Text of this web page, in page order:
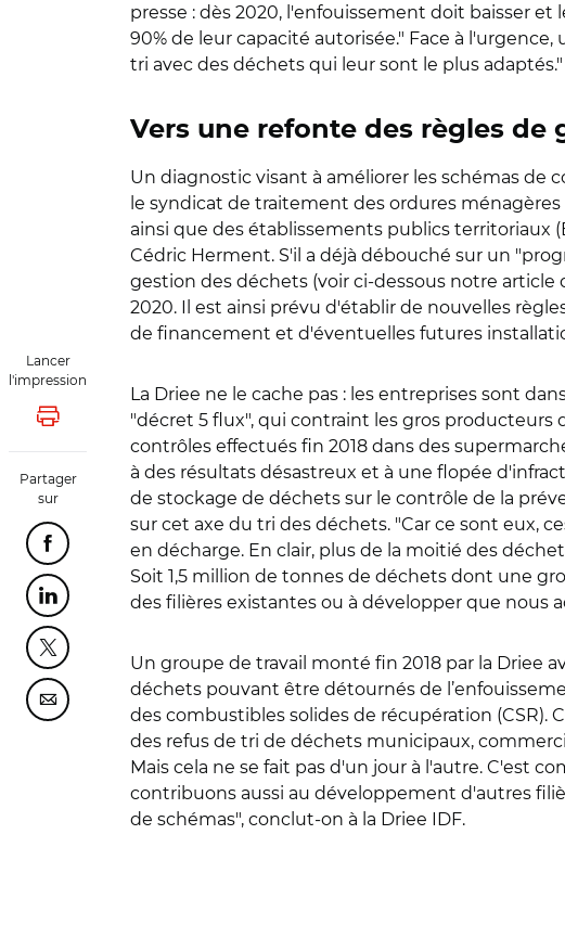
Lancer
l'impression
Lancer l'impression
Partager
sur
Partager cette page sur Facebook
Partager cette page sur Linkedin
Partager cette page sur Twitter
Partager cette page sur Courriel
presse : dès 2020, l'enfouissement doit baisser
90% de leur capacité autorisée." Face à
tri avec des déchets qui leur sont le plus adaptés."
Vers une refonte des règles de
Un diagnostic visant à améliorer les schémas de
le syndicat de traitement des ordures
ainsi que des établissements publics territoriaux
Cédric Herment. S'il a déjà débouché sur un
gestion des déchets (voir ci-dessous notre
2020. Il est ainsi prévu d'établir de nouvelles
de financement et d'éventuelles futures
La Driee ne le cache pas : les entreprises sont
"décret 5 flux", qui contraint les gros
contrôles effectués fin 2018 dans des
à des résultats désastreux et à une flopée
de stockage de déchets sur le contrôle de la
sur cet axe du tri des déchets. "Car ce sont eux,
en décharge. En clair, plus de la moitié des
Soit 1,5 million de tonnes de déchets dont une
des filières existantes ou à développer que nous
Un groupe de travail monté fin 2018 par la Driee
déchets pouvant être détournés de
des combustibles solides de récupération (CSR).
des refus de tri de déchets municipaux,
Mais cela ne se fait pas d'un jour à l'autre. C'est
contribuons aussi au développement d'autres
de schémas", conclut-on à la Driee IDF.